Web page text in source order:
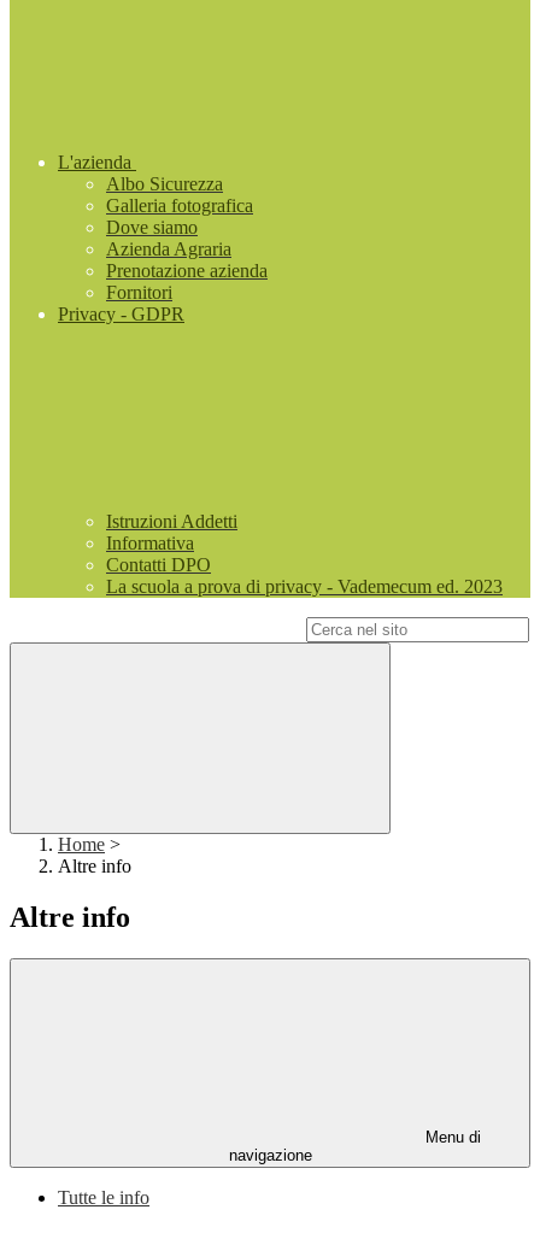
L'azienda
Albo Sicurezza
Galleria fotografica
Dove siamo
Azienda Agraria
Prenotazione azienda
Fornitori
Privacy - GDPR
Istruzioni Addetti
Informativa
Contatti DPO
La scuola a prova di privacy - Vademecum ed. 2023
Home >
Altre info
Altre info
Menu di
navigazione
Tutte le info